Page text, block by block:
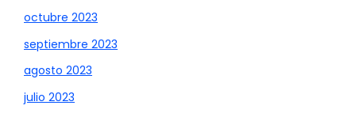
octubre 2023
septiembre 2023
agosto 2023
julio 2023